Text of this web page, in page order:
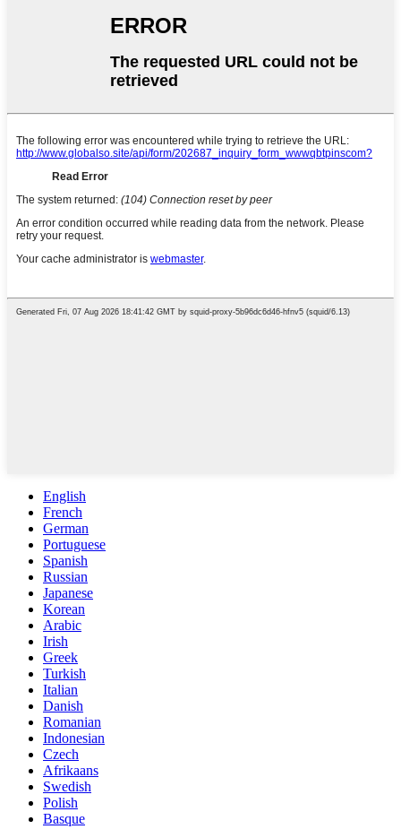
English
French
German
Portuguese
Spanish
Russian
Japanese
Korean
Arabic
Irish
Greek
Turkish
Italian
Danish
Romanian
Indonesian
Czech
Afrikaans
Swedish
Polish
Basque